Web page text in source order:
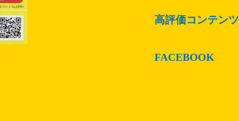
高評価コンテンツ
FACEBOOK